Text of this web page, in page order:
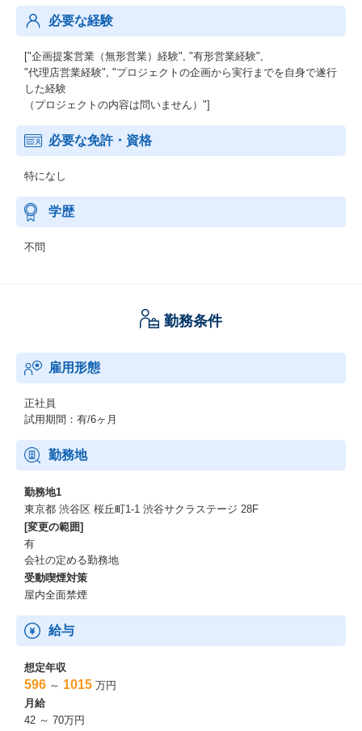
必要な経験
["企画提案営業（無形営業）経験", "有形営業経験",
"代理店営業経験", "プロジェクトの企画から実行までを自身で遂行
した経験
（プロジェクトの内容は問いません）"]
必要な免許・資格
特になし
学歴
不問
勤務条件
雇用形態
正社員
試用期間：有/6ヶ月
勤務地
勤務地1
東京都 渋谷区 桜丘町1-1 渋谷サクラステージ 28F
[変更の範囲]
有
会社の定める勤務地
受動喫煙対策
屋内全面禁煙
給与
想定年収
596 ～ 1015 万円
月給
42 ～ 70万円